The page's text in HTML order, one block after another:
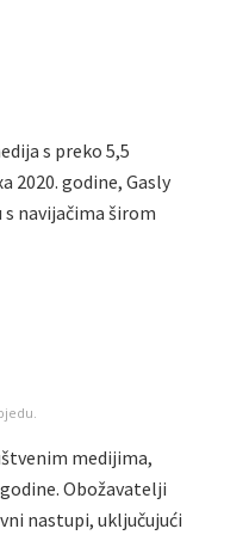
s preko 5,5
2020. godine, Gasly
navijačima širom
medijima,
Obožavatelji
nastupi, uključujući